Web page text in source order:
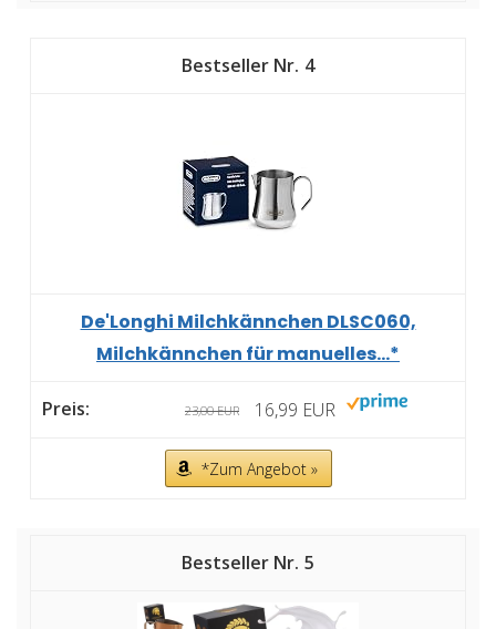
4
De'Longhi Milchkännchen DLSC060,
Milchkännchen für manuelles...*
23,00 EUR 16,99 EUR
*Zum Angebot »
5